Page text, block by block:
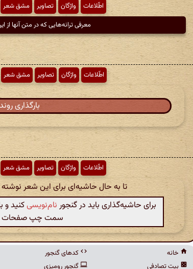
اطّلاعات واژگان تصاویر مشق شعر
معرفی ترانه‌هایی که در متن آنها
اطّلاعات واژگان تصاویر مشق شعر
بارگذاری
اطّلاعات واژگان تصاویر مشق شعر
تا به حال حاشیه‌ای برای این شعر
برای حاشیه‌گذاری باید در گنجور نام‌نویسیکنید و
سمت چپ صفحات
خانه
بیت تصادفی
کدهای گنجور
گنجور رومیزی